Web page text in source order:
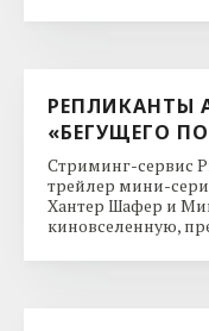
РЕПЛИКАНТЫ
«БЕГУЩЕГО
Стриминг-сервис
трейлер мини-
Хантер Шафер и
киновселенную,